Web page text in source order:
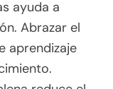
peldaños